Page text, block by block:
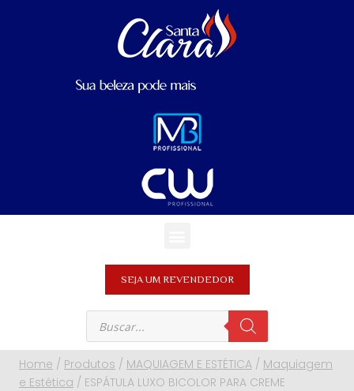
SEJA UM REVENDEDOR
Home / Produtos / MAQUIAGEM E ESTÉTICA / Maquiagem
e Estética / ESPÁTULA LUXO BICOLOR PARA CREME